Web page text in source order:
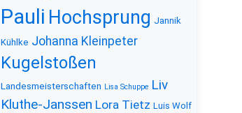
Pauli Hochsprung Jannik
Kühlke Johanna Kleinpeter
Kugelstoßen
Landesmeisterschaften Lisa Schuppe Liv
Kluthe-Janssen Lora Tietz Luis Wolf